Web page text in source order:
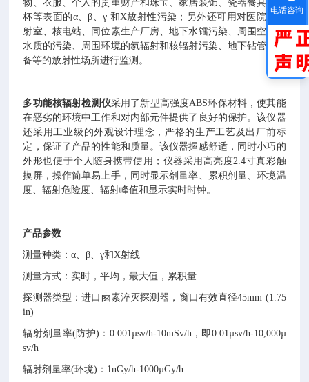
物、衣服、个人的贵重财产和珠宝、家居装饰、瓷器餐具玻璃
杯等表面的α、β、γ 和X放射性污染；另外还可用对医院的放
射室、核电站、同位素生产厂房、地下水镭污染、周围空气和
水质的污染、周围环境的氡辐射和核辐射污染、地下钻管和设
备等的放射性场所进行监测。
多功能核辐射检测仪采用了新型高强度ABS环保材料，使其能
在恶劣的环境中工作和对内部元件提供了良好的保护。该仪器
还采用工业级的外观设计理念，严格的生产工艺及出厂前标
定，保证了产品的性能和质量。该仪器握感舒适，同时小巧的
外形也便于个人随身携带使用；仪器采用高亮度2.4寸真彩触
摸屏，操作简单易上手，同时显示剂量率、累积剂量、环境温
度、辐射危险度、辐射峰值和显示实时时钟。
产品参数
测量种类：α、β、γ和X射线
测量方式：实时，平均，最大值，累积量
探测器类型：进口卥素淬灭探测器，窗口有效直径45mm (1.75
in)
辐射剂量率(防护)： 0.001µsv/h-10mSv/h，即0.01µsv/h-10,000µ
sv/h
辐射剂量率(环境) ： 1nGy/h-1000µGy/h
电话咨询